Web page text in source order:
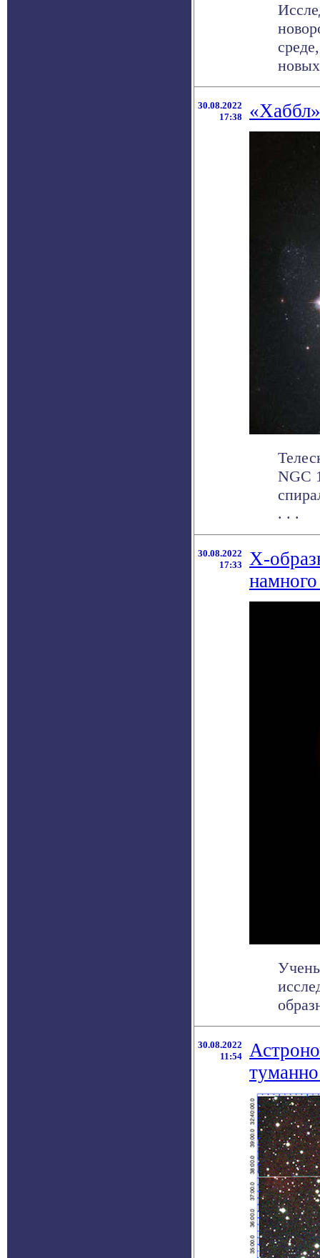
30.08.2022
17:38
NGC
. . .
30.08.2022
17:33
Х-
30.08.2022
11:54